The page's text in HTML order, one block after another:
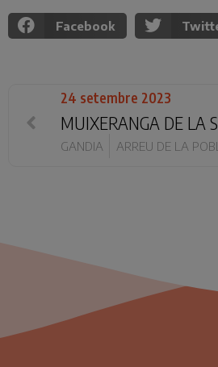
Facebook
24 setembre 2023
MUIXERANGA DE LA
GANDIA ARREU DE LA